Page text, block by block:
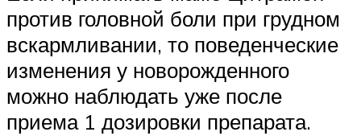
против головной боли при грудном
вскармливании, то поведенческие
изменения у новорожденного
можно наблюдать уже после
приема 1 дозировки препарата.